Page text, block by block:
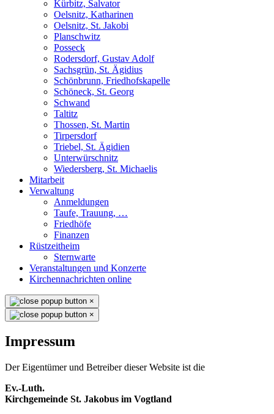
Kürbitz, Salvator
Oelsnitz, Katharinen
Oelsnitz, St. Jakobi
Planschwitz
Posseck
Rodersdorf, Gustav Adolf
Sachsgrün, St. Ägidius
Schönbrunn, Friedhofskapelle
Schöneck, St. Georg
Schwand
Taltitz
Thossen, St. Martin
Tirpersdorf
Triebel, St. Ägidien
Unterwürschnitz
Wiedersberg, St. Michaelis
Mitarbeit
Verwaltung
Anmeldungen
Taufe, Trauung, …
Friedhöfe
Finanzen
Rüstzeitheim
Sternwarte
Veranstaltungen und Konzerte
Kirchennachrichten online
×
×
Impressum
Der Eigentümer und Betreiber dieser Website ist die
Ev.-Luth.
Kirchgemeinde St. Jakobus im Vogtland